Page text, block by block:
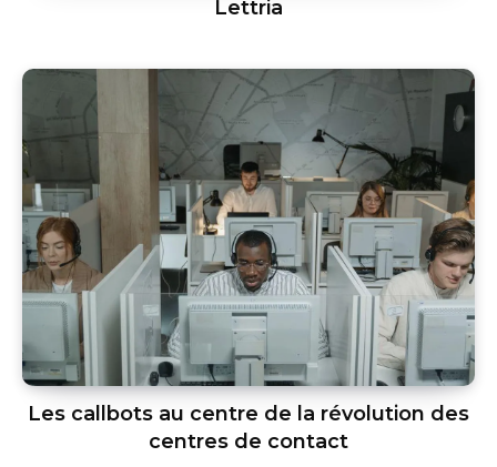
Lettria
Les callbots au centre de la révolution des
centres de contact